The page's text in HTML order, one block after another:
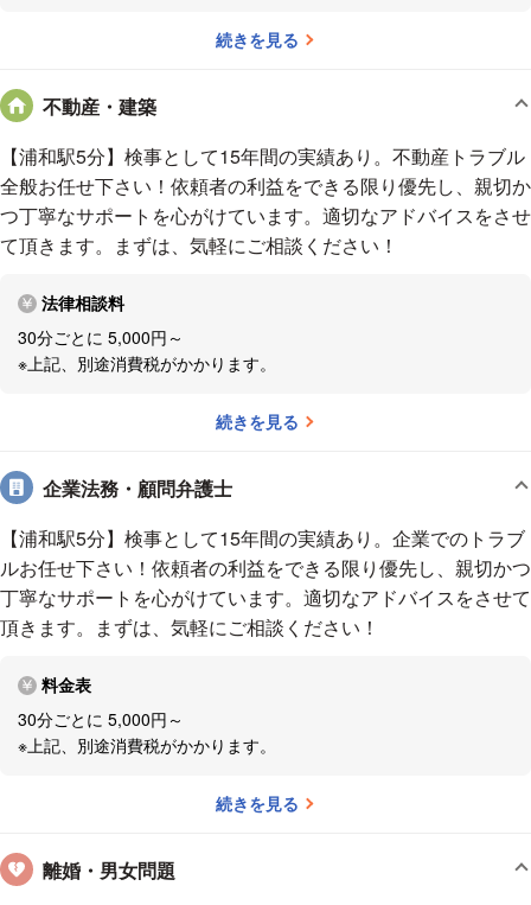
続きを見る
不動産・建築
【浦和駅5分】検事として15年間の実績あり。不動産トラブル
全般お任せ下さい！依頼者の利益をできる限り優先し、親切か
つ丁寧なサポートを心がけています。適切なアドバイスをさせ
て頂きます。まずは、気軽にご相談ください！
法律相談料
30分ごとに 5,000円～
※上記、別途消費税がかかります。
続きを見る
企業法務・顧問弁護士
【浦和駅5分】検事として15年間の実績あり。企業でのトラブ
ルお任せ下さい！依頼者の利益をできる限り優先し、親切かつ
丁寧なサポートを心がけています。適切なアドバイスをさせて
頂きます。まずは、気軽にご相談ください！
料金表
30分ごとに 5,000円～
※上記、別途消費税がかかります。
続きを見る
離婚・男女問題